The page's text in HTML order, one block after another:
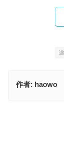
作者: haowo